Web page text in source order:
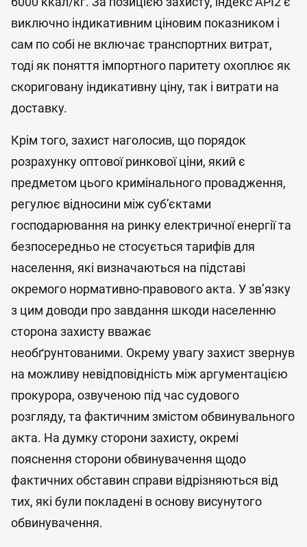
виключно індикативним ціновим показником і
сам по собі не включає транспортних витрат,
тоді як поняття імпортного паритету охоплює як
скориговану індикативну ціну, так і витрати на
доставку.
Крім того, захист наголосив, що порядок
розрахунку оптової ринкової ціни, який є
предметом цього кримінального провадження,
регулює відносини між суб’єктами
господарювання на ринку електричної енергії та
безпосередньо не стосується тарифів для
населення, які визначаються на підставі
окремого нормативно-правового акта. У зв’язку
з цим доводи про завдання шкоди населенню
сторона захисту вважає
необґрунтованими. Окрему увагу захист звернув
на можливу невідповідність між аргументацією
прокурора, озвученою під час судового
розгляду, та фактичним змістом обвинувального
акта. На думку сторони захисту, окремі
пояснення сторони обвинувачення щодо
фактичних обставин справи відрізняються від
тих, які були покладені в основу висунутого
обвинувачення.